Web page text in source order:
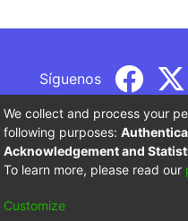
Síguenos
por parte del Ministerio
We collect and process your
following purposes:
Acknowledgement and
To learn more, please read our
Customize